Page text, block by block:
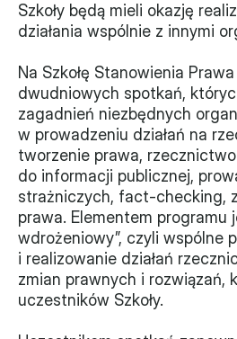
Przystąp
Członkostwo
Procedura
Monitorujemy
Działania z ostatnich lat
Sprawy
Forum Dobrego Prawa
Certyfikujemy
Certyfikat
Szkoły będą mieli okazję
działania wspólnie z innymi
Na Szkołę Stanowienia
dwudniowych spotkań,
zagadnień niezbędnych
w prowadzeniu działań na
tworzenie prawa,
do informacji publicznej,
strażniczych, fact-checking,
prawa. Elementem programu
wdrożeniowy”, czyli wspólne
i realizowanie działań
zmian prawnych i rozwiązań,
uczestników Szkoły.